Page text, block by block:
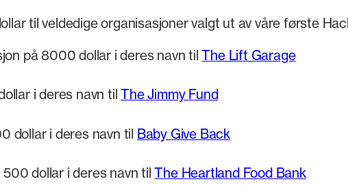
til veldedige organisasjoner valgt ut av våre første
på 8000 dollar i deres navn tilThe Lift Garage
i deres navn tilThe Jimmy Fund
dollar i deres navn til Baby Give Back
500 dollar i deres navn tilThe Heartland Food Bank